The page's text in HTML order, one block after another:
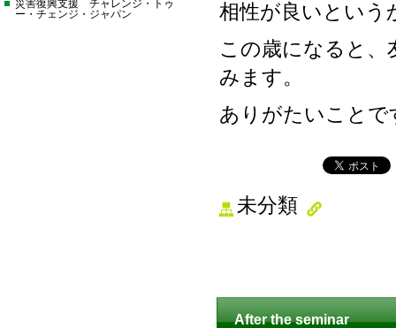
相性が良いという
この歳になると、
みます。
ありがたいことで
未分類
After the seminar
災害復興支援 チャレンジ・トゥ
ー・チェンジ・ジャパン